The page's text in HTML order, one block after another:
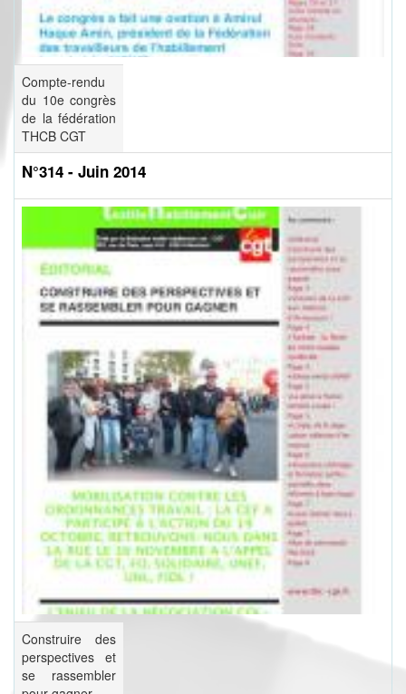
Compte-rendu
du 10e congrès
de la fédération
THCB CGT
N°314 - Juin 2014
Construire des
perspectives et
se rassembler